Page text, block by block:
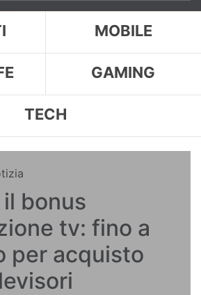
MOBILE
GAMING
TECH
bonus
tv: fino a
per acquisto